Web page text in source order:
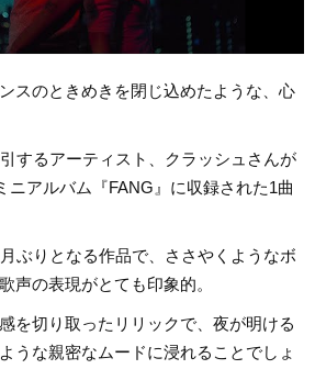
スのときめきを閉じ込めたような、心
するアーティスト、クラッシュさんが
ニアルバム『FANG』に収録された1曲
ぶりとなる作品で、ささやくようなボ
声の表現がとても印象的。
を切り取ったリリックで、夜が明ける
うな親密なムードに浸れることでしょ